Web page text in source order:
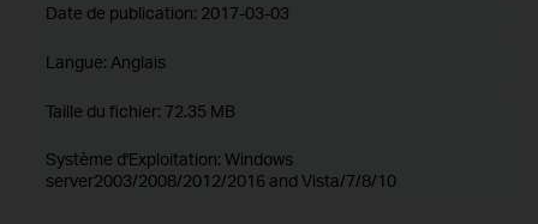
Date de publication: 2017-03-03
Langue: Anglais
Taille du fichier: 72.35 MB
Système d'Exploitation: Windows
server2003/2008/2012/2016 and Vista/7/8/10